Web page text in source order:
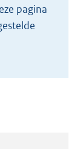
pagina